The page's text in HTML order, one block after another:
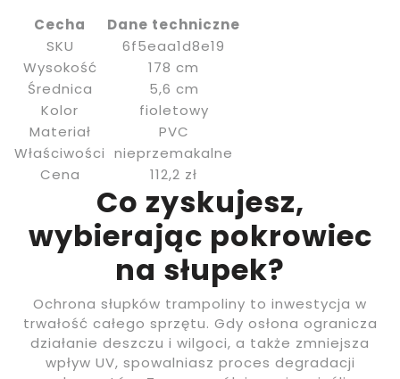
Cecha
Dane techniczne
SKU
6f5eaa1d8e19
Wysokość
178 cm
Średnica
5,6 cm
Kolor
fioletowy
Materiał
PVC
Właściwości nieprzemakalne
Cena
112,2 zł
Co zyskujesz,
wybierając pokrowiec
na słupek?
Ochrona słupków trampoliny to inwestycja w
trwałość całego sprzętu. Gdy osłona ogranicza
działanie deszczu i wilgoci, a także zmniejsza
wpływ UV, spowalniasz proces degradacji